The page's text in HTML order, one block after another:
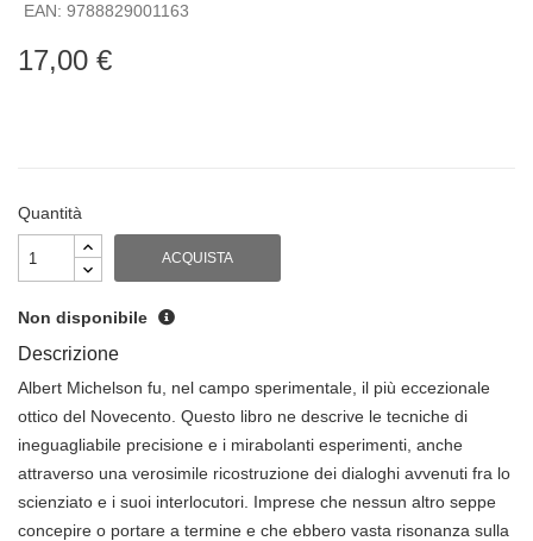
EAN: 9788829001163
17,00 €
Quantità
ACQUISTA
Non disponibile
Descrizione
Albert Michelson fu, nel campo sperimentale, il più eccezionale
ottico del Novecento. Questo libro ne descrive le tecniche di
ineguagliabile precisione e i mirabolanti esperimenti, anche
attraverso una verosimile ricostruzione dei dialoghi avvenuti fra lo
scienziato e i suoi interlocutori. Imprese che nessun altro seppe
concepire o portare a termine e che ebbero vasta risonanza sulla